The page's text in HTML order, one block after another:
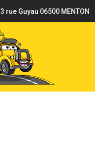
3 rue Guyau 06500 MENTON